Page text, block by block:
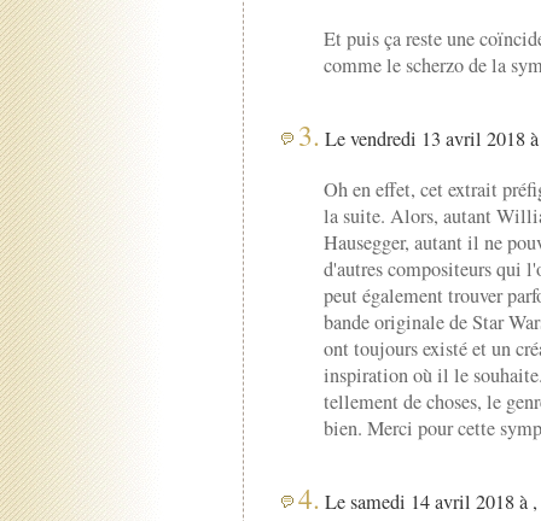
Et puis ça reste une
comme le scherzo de la
3. Le vendredi 13 avril 2018
Oh en effet, cet extrait
la suite. Alors, autant
Hausegger, autant il ne
d'autres compositeurs qui
peut également trouver
bande originale de Star
ont toujours existé et un
inspiration où il le
tellement de choses, le
bien. Merci pour cette
4. Le samedi 14 avril 2018 à